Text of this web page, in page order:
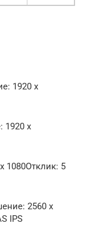
1920 x
1920 x
1080Отклик: 5
2560 x
IPS